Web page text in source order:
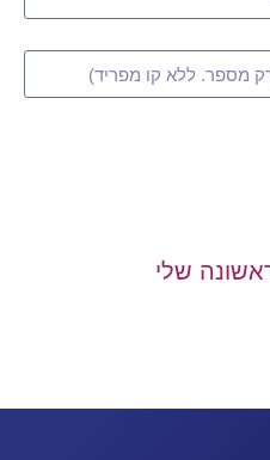
שלי